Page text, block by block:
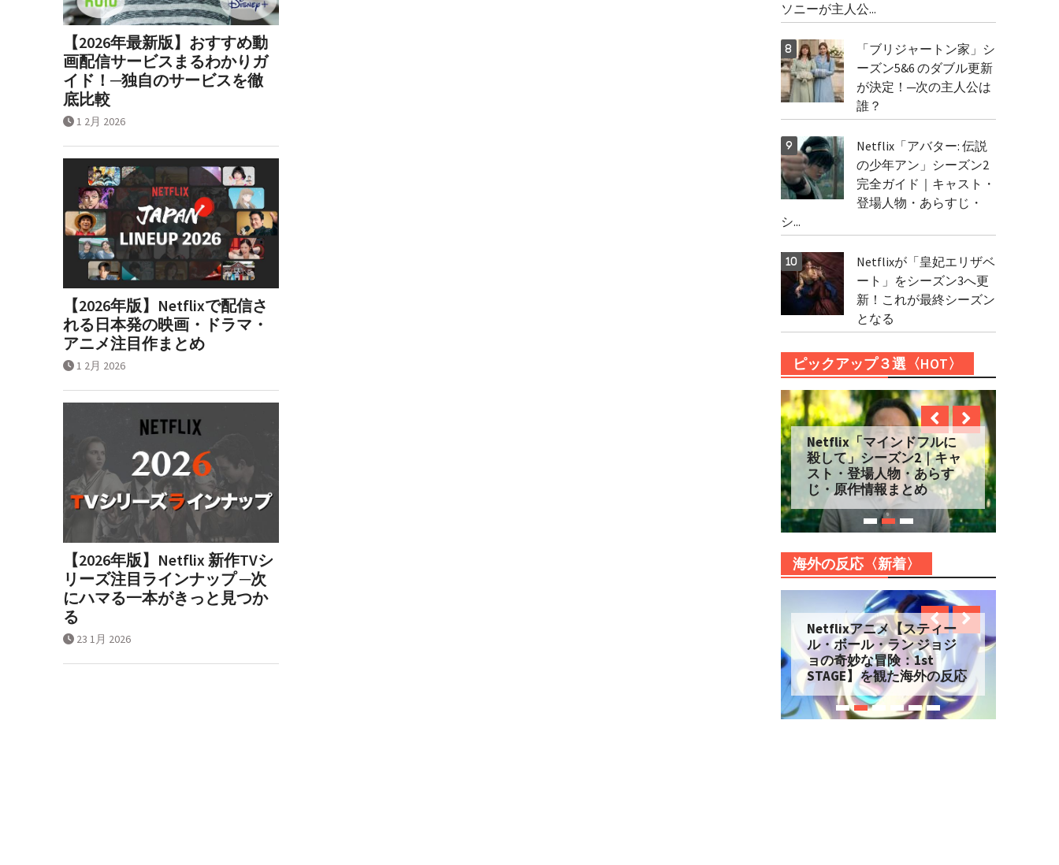
ソニーが主人公...
「ブリジャートン家」シ
ーズン5&6 のダブル更新
が決定！─次の主人公は
誰？
Netflix「アバター: 伝説
の少年アン」シーズン2
完全ガイド｜キャスト・
登場人物・あらすじ・
シ...
Netflixが「皇妃エリザベ
ート」をシーズン3へ更
新！これが最終シーズン
となる
ピックアップ３選〈HOT〉
Netflix「マインドフルに
殺して」シーズン2｜キャ
スト・登場人物・あらす
じ・原作情報まとめ
海外の反応〈新着〉
Netflixアニメ【スティー
ル・ボール・ラン ジョジ
ョの奇妙な冒険：1st
STAGE】を観た海外の反応
【2026年最新版】おすすめ動
画配信サービスまるわかりガ
イド！─独自のサービスを徹
底比較
1 2月 2026
【2026年版】Netflixで配信さ
れる日本発の映画・ドラマ・
アニメ注目作まとめ
1 2月 2026
【2026年版】Netflix 新作TVシ
リーズ注目ラインナップ ─次
にハマる一本がきっと見つか
る
23 1月 2026